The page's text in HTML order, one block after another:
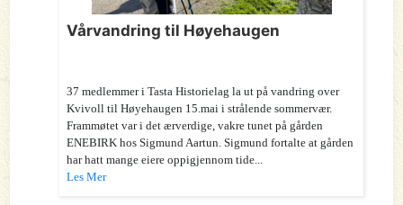
Vårvandring til Høyehaugen
37 medlemmer i Tasta Historielag la ut på vandring over
Kvivoll til Høyehaugen 15.mai i strålende sommervær.
Frammøtet var i det ærverdige, vakre tunet på gården
ENEBIRK hos Sigmund Aartun. Sigmund fortalte at gården
har hatt mange eiere oppigjennom tide...
Les Mer